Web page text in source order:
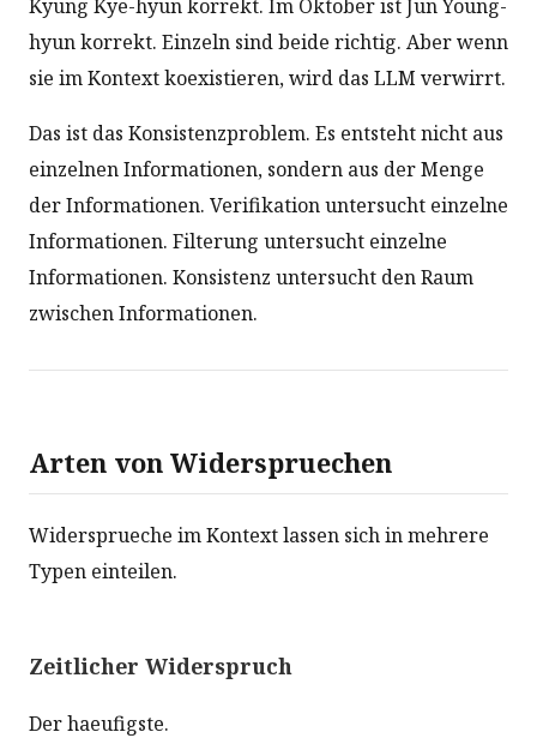
Kyung Kye-hyun korrekt. Im Oktober ist Jun Young-
hyun korrekt. Einzeln sind beide richtig. Aber wenn
sie im Kontext koexistieren, wird das LLM verwirrt.
Das ist das Konsistenzproblem. Es entsteht nicht aus
einzelnen Informationen, sondern aus der Menge
der Informationen. Verifikation untersucht einzelne
Informationen. Filterung untersucht einzelne
Informationen. Konsistenz untersucht den Raum
zwischen Informationen.
Arten von Widerspruechen
Widersprueche im Kontext lassen sich in mehrere
Typen einteilen.
Zeitlicher Widerspruch
Der haeufigste.